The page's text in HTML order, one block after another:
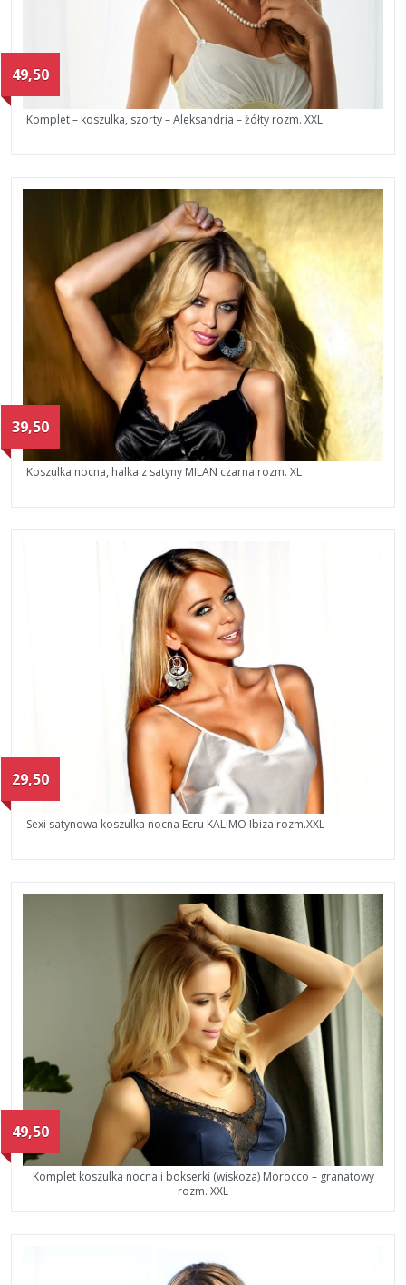
49,50
Komplet – koszulka, szorty – Aleksandria – żółty rozm. XXL
39,50
Koszulka nocna, halka z satyny MILAN czarna rozm. XL
29,50
Sexi satynowa koszulka nocna Ecru KALIMO Ibiza rozm.XXL
49,50
Komplet koszulka nocna i bokserki (wiskoza) Morocco – granatowy
rozm. XXL